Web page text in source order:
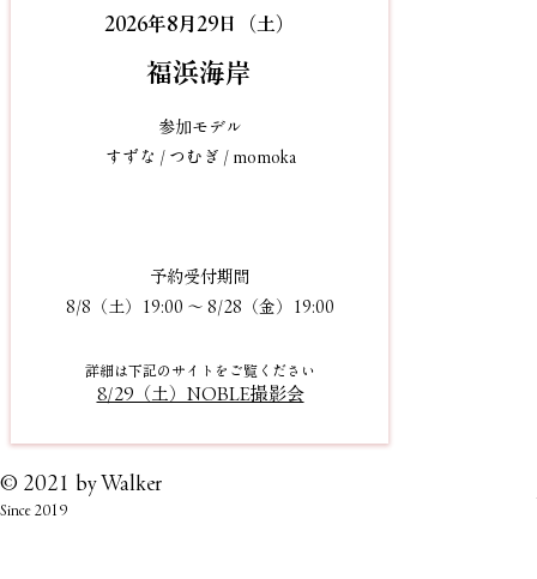
2026年8月29日（土）
​福浜海岸
参加モデル
すずな / つむぎ / momoka
予約受付期間
8/8（土）19:00 〜 8/28（金）19:00
詳細は下記のサイトをご覧 くださ い
8/29（土）NOBLE撮影会
© 2021 byWalker
Since 2019